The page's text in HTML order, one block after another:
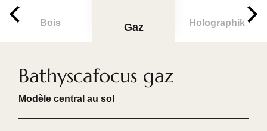
Bois Gaz Holographik
Bathyscafocus gaz
Modèle central au sol